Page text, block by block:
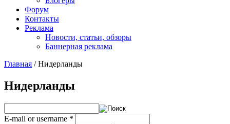
Форум
Контакты
Реклама
Новости, статьи, обзоры
Баннерная реклама
Главная / Нидерланды
Нидерланды
E-mail or username *